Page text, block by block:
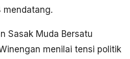
mendatang.
Sasak Muda Bersatu
menilai tensi politik